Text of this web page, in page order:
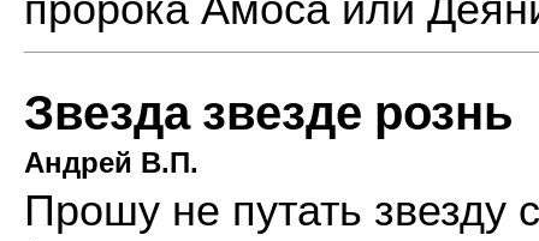
пророка Амоса или
Звезда звезде рознь
Андрей В.П.
Прошу не путать звезду